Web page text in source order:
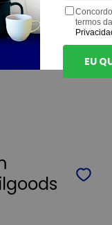
termos
EU